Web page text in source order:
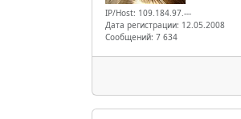
IP/Host: 109.184.97.---
Дата регистрации: 12.05.2008
Сообщений: 7 634